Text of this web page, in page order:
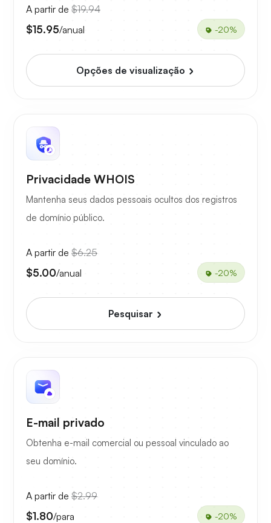
A partir de $19.94
$15.95/anual -20%
Opções de visualização
Privacidade WHOIS
Mantenha seus dados pessoais ocultos dos registros
de domínio público.
A partir de $6.25
$5.00/anual -20%
Pesquisar
E-mail privado
Obtenha e-mail comercial ou pessoal vinculado ao
seu domínio.
A partir de $2.99
$1.80/para -20%